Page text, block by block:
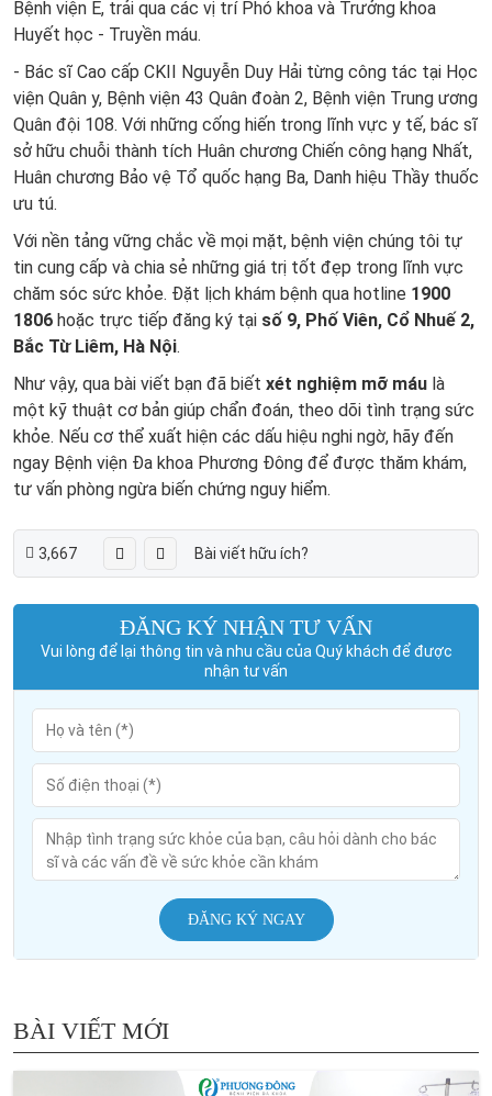
Bệnh viện E, trải qua các vị trí Phó khoa và Trưởng khoa
Huyết học - Truyền máu.
- Bác sĩ Cao cấp CKII Nguyễn Duy Hải từng công tác tại Học
viện Quân y, Bệnh viện 43 Quân đoàn 2, Bệnh viện Trung ương
Quân đội 108. Với những cống hiến trong lĩnh vực y tế, bác sĩ
sở hữu chuỗi thành tích Huân chương Chiến công hạng Nhất,
Huân chương Bảo vệ Tổ quốc hạng Ba, Danh hiệu Thầy thuốc
ưu tú.
Với nền tảng vững chắc về mọi mặt, bệnh viện chúng tôi tự
tin cung cấp và chia sẻ những giá trị tốt đẹp trong lĩnh vực
chăm sóc sức khỏe. Đặt lịch khám bệnh qua hotline 1900
1806 hoặc trực tiếp đăng ký tại số 9, Phố Viên, Cổ Nhuế 2,
Bắc Từ Liêm, Hà Nội.
Như vậy, qua bài viết bạn đã biết xét nghiệm mỡ máu là
một kỹ thuật cơ bản giúp chẩn đoán, theo dõi tình trạng sức
khỏe. Nếu cơ thể xuất hiện các dấu hiệu nghi ngờ, hãy đến
ngay Bệnh viện Đa khoa Phương Đông để được thăm khám,
tư vấn phòng ngừa biến chứng nguy hiểm.
3,667 Bài viết hữu ích?
ĐĂNG KÝ NHẬN TƯ VẤN
Vui lòng để lại thông tin và nhu cầu của Quý khách để được
nhận tư vấn
ĐĂNG KÝ NGAY
BÀI VIẾT MỚI